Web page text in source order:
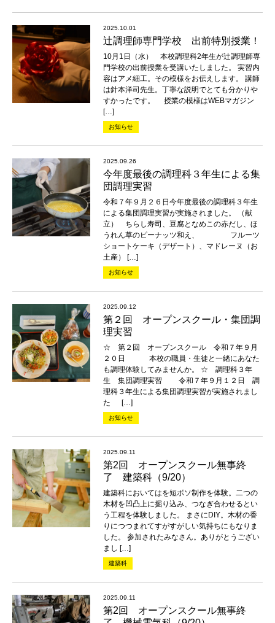
2025.10.01
辻調理師専門学校 出前特別授業！
10月1日（水） 本校調理科2年生が辻調理師専
門学校の出前授業を受講いたしました。 実習内
容はアメ細工。その模様をお伝えします。 講師
は針本洋司先生。丁寧な説明でとても分かりや
すかったです。 授業の模様はWEBマガジン
[…]
お知らせ
2025.09.26
今年度最後の調理科３年生による集
団調理実習
令和７年９月２６日今年度最後の調理科３年生
による集団調理実習が実施されました。 （献
立） ちらし寿司、豆腐となめこの赤だし、ほ
うれん草のピーナッツ和え、 フルーツ
ショートケーキ（デザート）、マドレーヌ（お
土産） […]
お知らせ
2025.09.12
第２回 オープンスクール・集団調
理実習
☆ 第２回 オープンスクール 令和７年９月
２０日 本校の職員・生徒と一緒にあなた
も調理体験してみませんか。 ☆ 調理科３年
生 集団調理実習 令和７年９月１２日 調
理科３年生による集団調理実習が実施されまし
た […]
お知らせ
2025.09.11
第2回 オープンスクール無事終
了 建築科（9/20）
建築科においてはを短ボソ制作を体験。二つの
木材を凹凸上に掘り込み、つなぎ合わせるとい
う工程を体験しました。 まさにDIY。木材の香
りにつつまれてすがすがしい気持ちにもなりま
した。 参加されたみなさん。ありがとうござい
まし […]
建築科
2025.09.11
第2回 オープンスクール無事終